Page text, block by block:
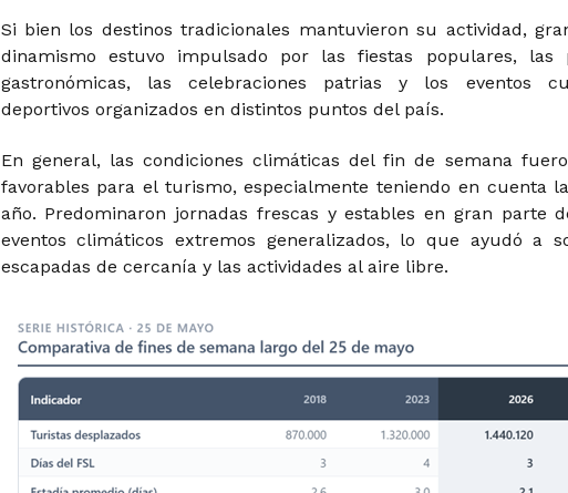
Si bien los destinos tradicionales mantuvieron su actividad,
dinamismo estuvo impulsado por las fiestas populares, las
gastronómicas, las celebraciones patrias y los eventos
deportivos organizados en distintos puntos del país.
En general, las condiciones climáticas del fin de semana
favorables para el turismo, especialmente teniendo en cuenta
año. Predominaron jornadas frescas y estables en gran parte
eventos climáticos extremos generalizados, lo que ayudó a
escapadas de cercanía y las actividades al aire libre.